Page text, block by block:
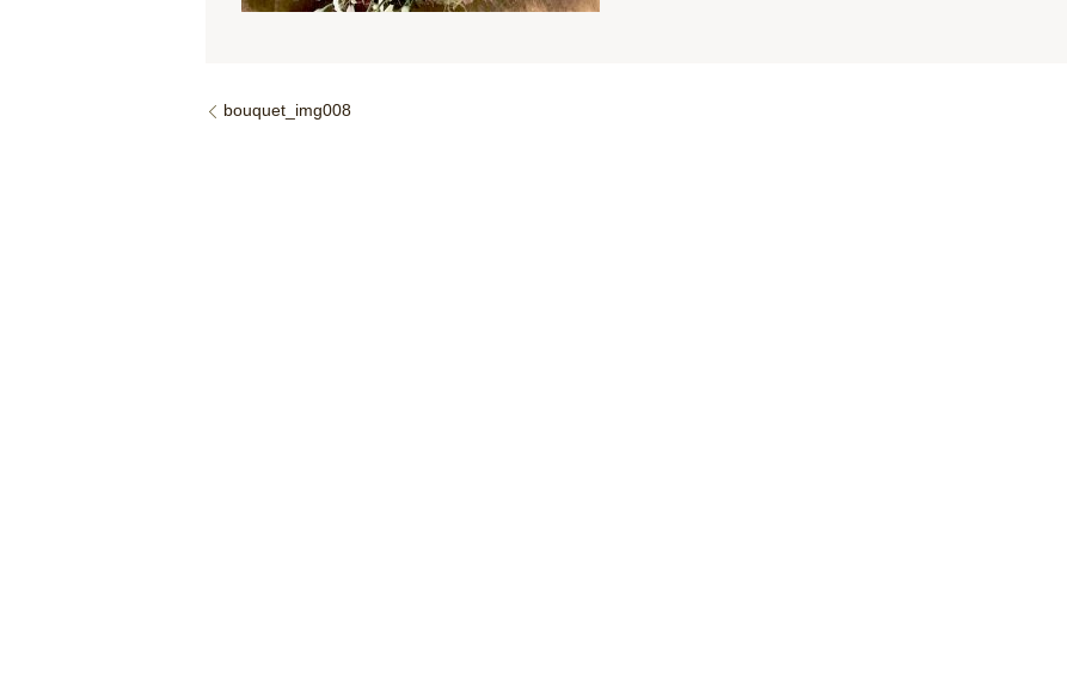
bouquet_img008